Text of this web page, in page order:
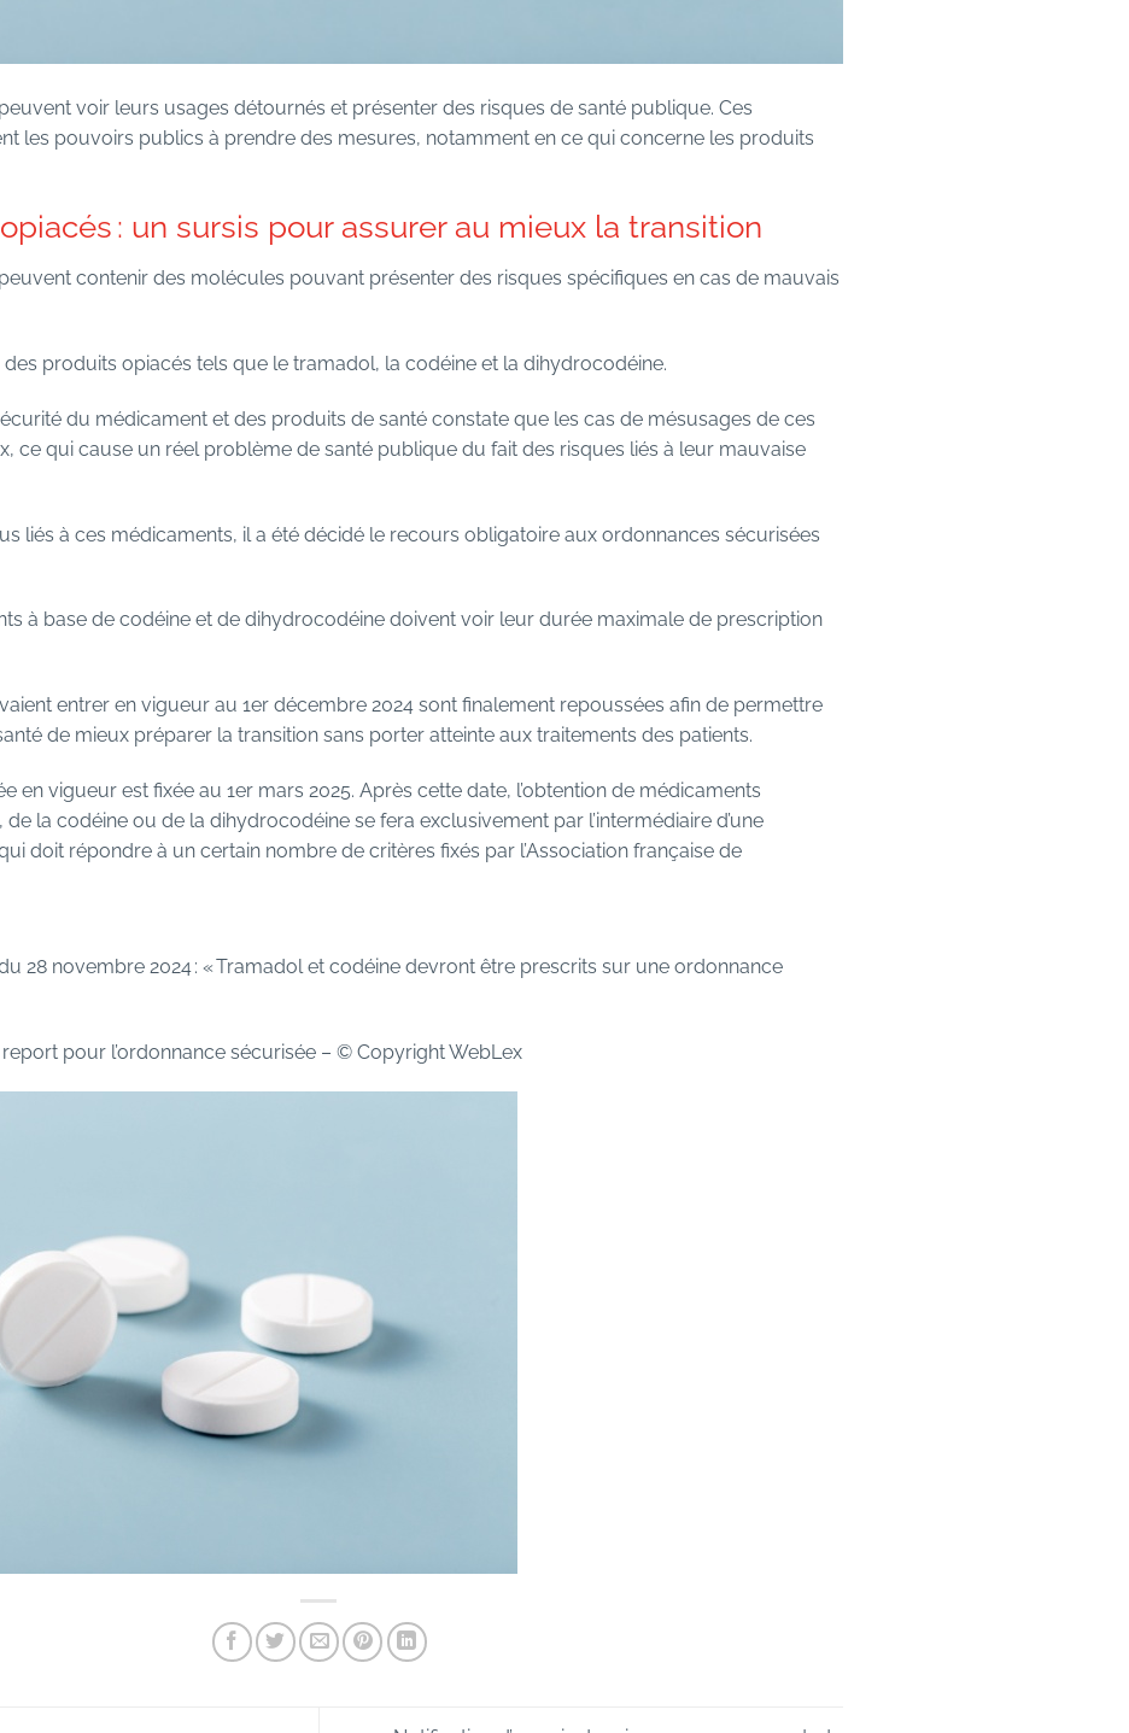
voir leurs usages détournés et présenter des risques de santé publique. Ces
les pouvoirs publics à prendre des mesures, notamment en ce qui concerne les produits
: un sursis pour assurer au mieux la transition
contenir des molécules pouvant présenter des risques spécifiques en cas de mauvais
des produits opiacés tels que le tramadol, la codéine et la dihydrocodéine.
du médicament et des produits de santé constate que les cas de mésusages de ces
ce qui cause un réel problème de santé publique du fait des risques liés à leur mauvaise
liés à ces médicaments, il a été décidé le recours obligatoire aux ordonnances sécurisées
à base de codéine et de dihydrocodéine doivent voir leur durée maximale de prescription
entrer en vigueur au 1er décembre 2024 sont finalement repoussées afin de permettre
de mieux préparer la transition sans porter atteinte aux traitements des patients.
en vigueur est fixée au 1er mars 2025. Après cette date, l’obtention de médicaments
la codéine ou de la dihydrocodéine se fera exclusivement par l’intermédiaire d’une
doit répondre à un certain nombre de critères fixés par l’Association française de
28 novembre 2024 : « Tramadol et codéine devront être prescrits sur une ordonnance
pour l’ordonnance sécurisée – © Copyright WebLex